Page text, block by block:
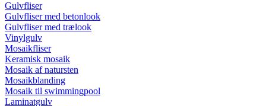
Gulvfliser
Gulvfliser med betonlook
Gulvfliser med trælook
Vinylgulv
Mosaikfliser
Keramisk mosaik
Mosaik af natursten
Mosaikblanding
Mosaik til swimmingpool
Laminatgulv